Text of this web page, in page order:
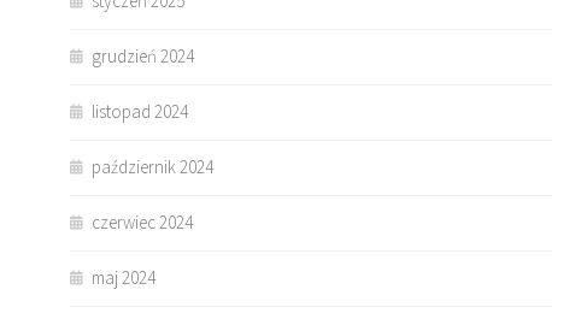
grudzień 2024
listopad 2024
październik 2024
czerwiec 2024
maj 2024